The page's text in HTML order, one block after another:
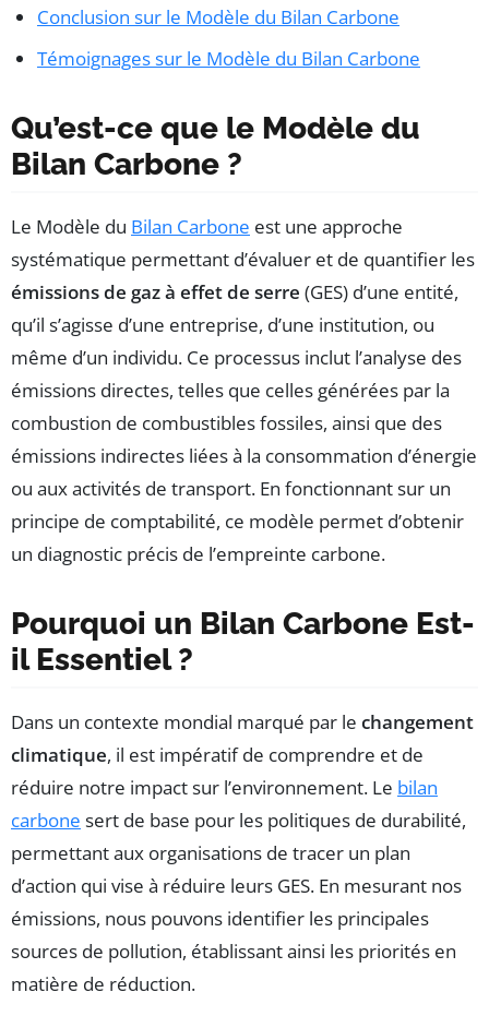
Conclusion sur le Modèle du Bilan Carbone
Témoignages sur le Modèle du Bilan Carbone
Qu’est-ce que le Modèle du
Bilan Carbone ?
Le Modèle du Bilan Carbone est une approche
systématique permettant d’évaluer et de quantifier les
émissions de gaz à effet de serre (GES) d’une entité,
qu’il s’agisse d’une entreprise, d’une institution, ou
même d’un individu. Ce processus inclut l’analyse des
émissions directes, telles que celles générées par la
combustion de combustibles fossiles, ainsi que des
émissions indirectes liées à la consommation d’énergie
ou aux activités de transport. En fonctionnant sur un
principe de comptabilité, ce modèle permet d’obtenir
un diagnostic précis de l’empreinte carbone.
Pourquoi un Bilan Carbone Est-
il Essentiel ?
Dans un contexte mondial marqué par le changement
climatique, il est impératif de comprendre et de
réduire notre impact sur l’environnement. Le bilan
carbone sert de base pour les politiques de durabilité,
permettant aux organisations de tracer un plan
d’action qui vise à réduire leurs GES. En mesurant nos
émissions, nous pouvons identifier les principales
sources de pollution, établissant ainsi les priorités en
matière de réduction.